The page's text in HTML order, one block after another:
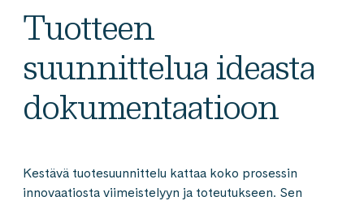
Tuotteen
suunnittelua ideasta
dokumentaatioon
Kestävä tuotesuunnittelu kattaa koko prosessin
innovaatiosta viimeistelyyn ja toteutukseen. Sen